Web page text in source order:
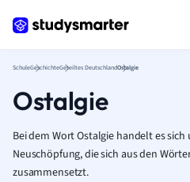
SchuleGeschichteGeteiltes DeutschlandOstalgie
Ostalgie
Bei dem Wort Ostalgie handelt es
Neuschöpfung, die sich aus den
zusammensetzt.